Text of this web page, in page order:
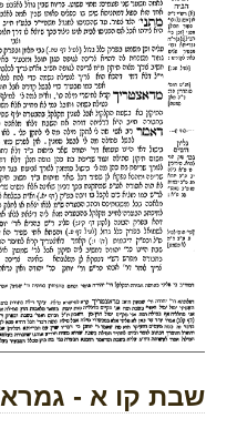
שבת קו א - גמרא